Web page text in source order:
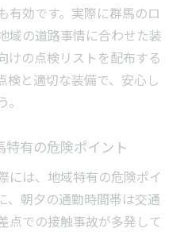
有効です。実際に群馬のロ
域の道路事情に合わせた装
けの点検リストを配布する
検と適切な装備で、安心し
有の危険ポイント
には、地域特有の危険ポイ
、朝夕の通勤時間帯は交通
点での接触事故が多発して